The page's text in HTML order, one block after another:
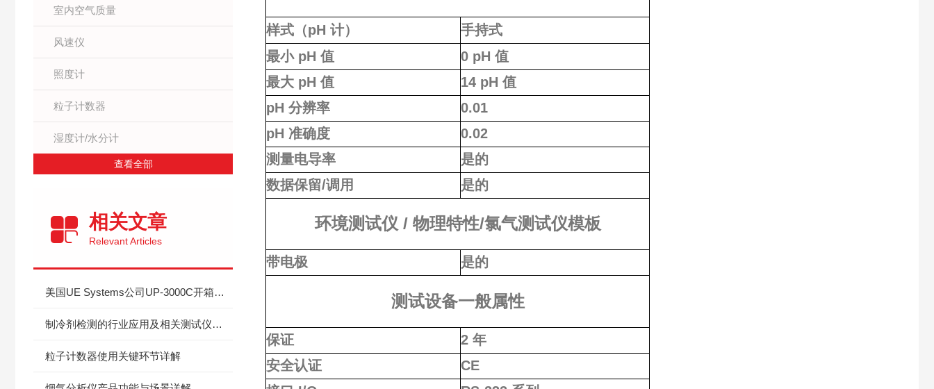
室内空气质量
风速仪
照度计
粒子计数器
湿度计/水分计
查看全部
相关文章
Relevant Articles
美国UE Systems公司UP-3000C开箱体验
制冷剂检测的行业应用及相关测试仪器设备
粒子计数器使用关键环节详解
样式（pH 计）
手持式
最小 pH 值
0 pH 值
最大 pH 值
14 pH 值
pH 分辨率
0.01
pH 准确度
0.02
测量电导率
是的
数据保留/调用
是的
环境测试仪 / 物理特性/氯气测试仪模板
带电极 是的
测试设备一般属性
保证
2 年
安全认证
CE